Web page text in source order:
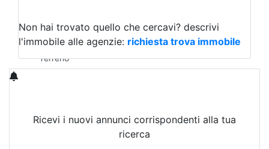
Qualsiasi
Terreno edificabile
Terreno
Non hai trovato quello che cercavi? descrivi
l'immobile alle agenzie: richiesta trova immobile
Ricevi i nuovi annunci corrispondenti alla tua
ricerca